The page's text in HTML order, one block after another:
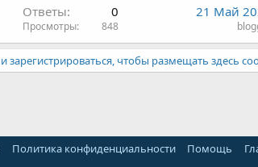
Ответы 0
Просмотры 848
21 Май
зарегистрироваться, чтобы размещать здесь
Политика конфиденциальности Помощь